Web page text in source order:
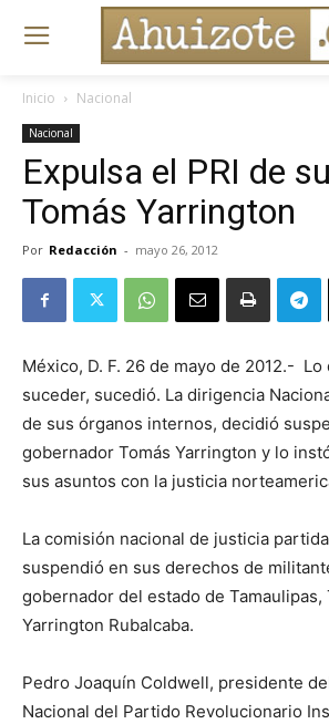
Inicio Nacional
Nacional
Expulsa el PRI de
Tomás Yarrington
Por Redacción - mayo 26, 2012
México, D. F. 26 de mayo de 2012.-
suceder, sucedió. La dirigencia
de sus órganos internos, decidió
gobernador Tomás Yarrington y lo
sus asuntos con la justicia
La comisión nacional de justicia
suspendió en sus derechos de
gobernador del estado de Tamaulipas,
Yarrington Rubalcaba.
Pedro Joaquín Coldwell, presidente
Nacional del Partido Revolucionario